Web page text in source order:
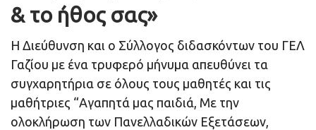
& το ήθος σας»
Η Διεύθυνση και ο Σύλλογος διδασκόντων του ΓΕΛ
Γαζίου με ένα τρυφερό μήνυμα απευθύνει τα
συγχαρητήρια σε όλους τους μαθητές και τις
μαθήτριες “Αγαπητά μας παιδιά, Με την
ολοκλήρωση των Πανελλαδικών Εξετάσεων,